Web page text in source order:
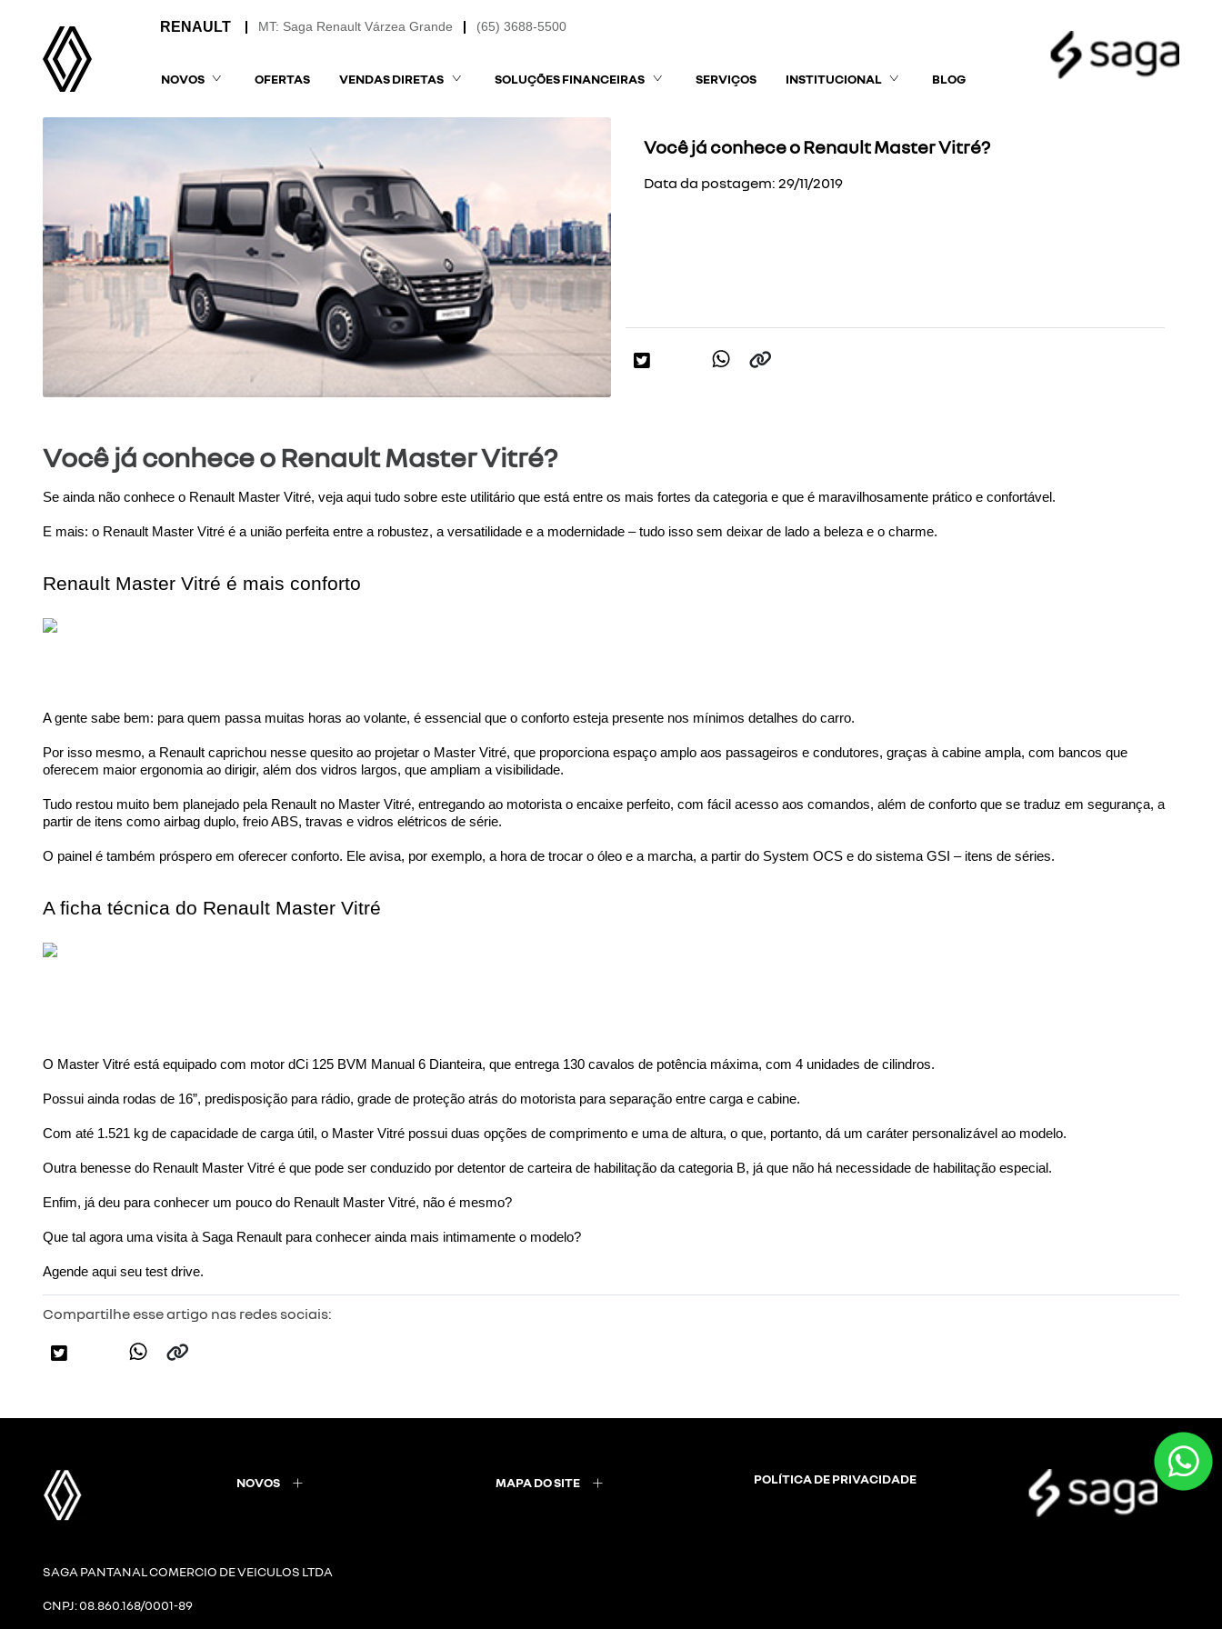
(65) 3688-5500
MT: Saga Renault Várzea Grande
NOVOS OFERTAS VENDAS DIRETAS SOLUÇÕES FINANCEIRAS SERVIÇOS INSTITUCIONAL BLOG
Você já conhece o Renault Master Vitré?
Data da postagem: 29/11/2019
Você já conhece o Renault Master Vitré?
Se ainda não conhece o Renault Master Vitré, veja aqui tudo sobre este utilitário que está entre os mais fortes da categoria e que é maravilhosamente prático e confortável.
E mais: o Renault Master Vitré é a união perfeita entre a robustez, a versatilidade e a modernidade – tudo isso sem deixar de lado a beleza e o charme.
Renault Master Vitré é mais conforto
A gente sabe bem: para quem passa muitas horas ao volante, é essencial que o conforto esteja presente nos mínimos detalhes do carro.
Por isso mesmo, a Renault caprichou nesse quesito ao projetar o Master Vitré, que proporciona espaço amplo aos passageiros e condutores, graças à cabine ampla, com bancos que
oferecem maior ergonomia ao dirigir, além dos vidros largos, que ampliam a visibilidade.
Tudo restou muito bem planejado pela Renault no Master Vitré, entregando ao motorista o encaixe perfeito, com fácil acesso aos comandos, além de conforto que se traduz em segurança, a
partir de itens como airbag duplo, freio ABS, travas e vidros elétricos de série.
O painel é também próspero em oferecer conforto. Ele avisa, por exemplo, a hora de trocar o óleo e a marcha, a partir do System OCS e do sistema GSI – itens de séries.
A ficha técnica do Renault Master Vitré
O Master Vitré está equipado com motor dCi 125 BVM Manual 6 Dianteira, que entrega 130 cavalos de potência máxima, com 4 unidades de cilindros.
Possui ainda rodas de 16”, predisposição para rádio, grade de proteção atrás do motorista para separação entre carga e cabine.
Com até 1.521 kg de capacidade de carga útil, o Master Vitré possui duas opções de comprimento e uma de altura, o que, portanto, dá um caráter personalizável ao modelo.
Outra benesse do Renault Master Vitré é que pode ser conduzido por detentor de carteira de habilitação da categoria B, já que não há necessidade de habilitação especial.
Enfim, já deu para conhecer um pouco do Renault Master Vitré, não é mesmo?
Que tal agora uma visita à Saga Renault para conhecer ainda mais intimamente o modelo?
Agende aqui seu test drive.
Compartilhe esse artigo nas redes sociais:
NOVOS MAPA DO SITE POLÍTICA DE PRIVACIDADE
SAGA PANTANAL COMERCIO DE VEICULOS LTDA
CNPJ: 08.860.168/0001-89